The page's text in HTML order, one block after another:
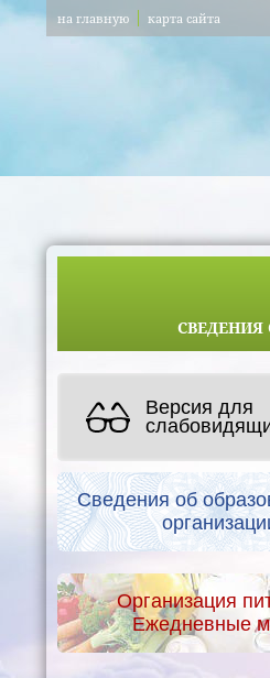
на главную карта сайта
Версия для
Сведения об
Организация
Ежедневные